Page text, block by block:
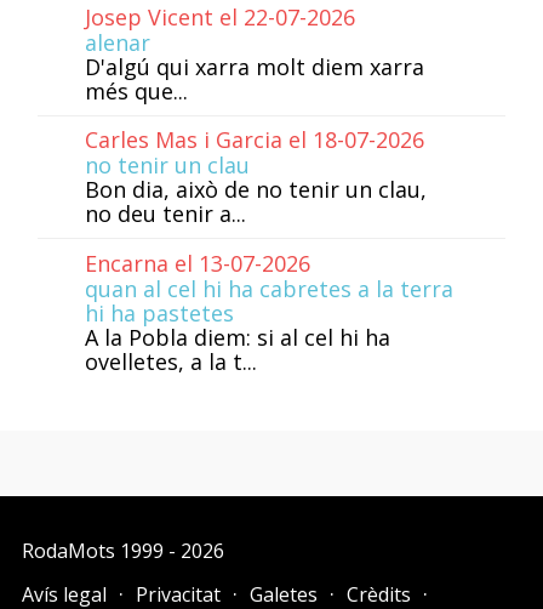
Josep Vicent el 22-07-2026
alenar
D'algú qui xarra molt diem xarra
més que...
Carles Mas i Garcia el 18-07-2026
no tenir un clau
Bon dia, això de no tenir un clau,
no deu tenir a...
Encarna el 13-07-2026
quan al cel hi ha cabretes a la terra
hi ha pastetes
A la Pobla diem: si al cel hi ha
ovelletes, a la t...
RodaMots 1999 - 2026
Avís legal
Privacitat Galetes
Crèdits